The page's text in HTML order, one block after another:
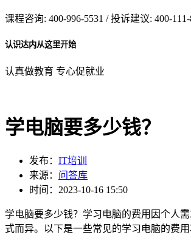
课程咨询: 400-996-5531 / 投诉建议: 400-111-
认识达内从这里开始
认真做教育 专心促就业
学电脑要多少钱？
发布： IT培训
来源： 问答库
时间：2023-10-16 15:50
学电脑要多少钱？学习电脑的费用因个人
式而异。以下是一些常见的学习电脑的费用